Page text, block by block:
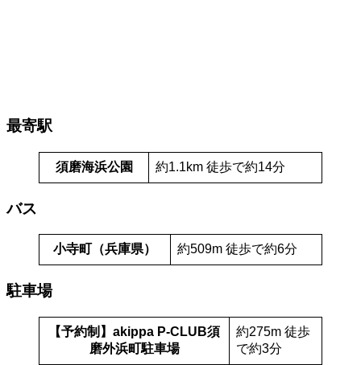
最寄駅
須磨海浜公園 約1.1km 徒歩で約14分
バス
小寺町（兵庫県） 約509m 徒歩で約6分
駐車場
【予約制】akippa P-CLUB須
磨外浜町駐車場
約275m 徒歩
で約3分